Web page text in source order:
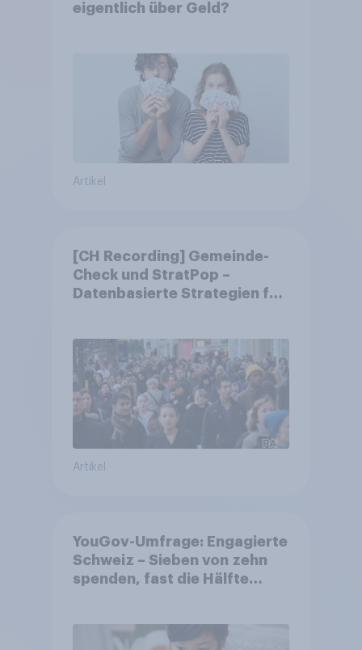
eigentlich über Geld?
Artikel
[CH Recording] Gemeinde-
Check und StratPop –
Datenbasierte Strategien für
Artikel
YouGov-Umfrage: Engagierte
Schweiz – Sieben von zehn
spenden, fast die Hälfte